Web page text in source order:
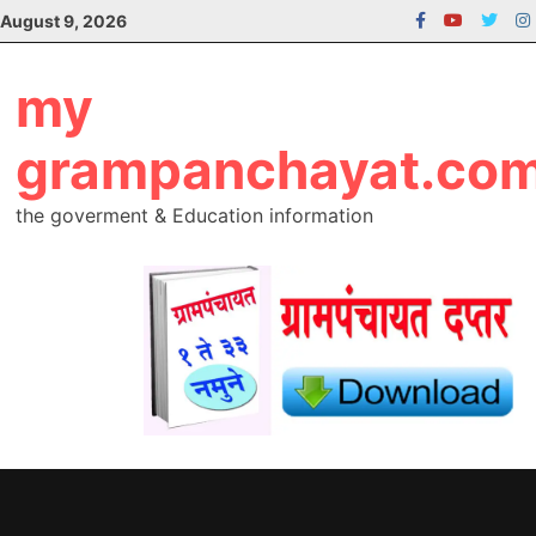
Skip
to
August 9, 2026
my
the goverment & Education information